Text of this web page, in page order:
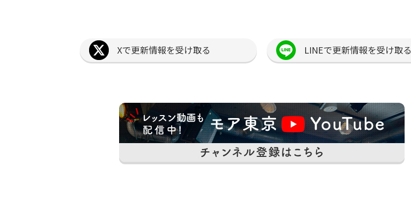
Xで更新情報を受け取る LINEで更新情報を受け取る